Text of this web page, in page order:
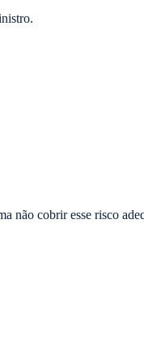
não cobrir esse risco